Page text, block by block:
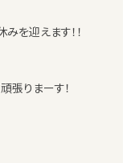
を迎えます！！
張りまーす！